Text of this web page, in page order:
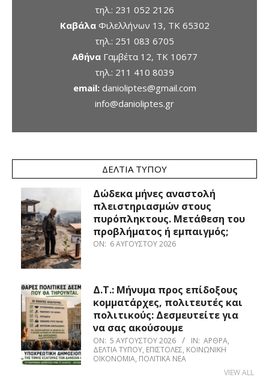
τηλ.: 231 052 2126
ΚαβάλαΦιλελλήνων 13, ΤΚ 65302
τηλ.: 251 083 6705
ΑθήναΓαμβέτα 12, ΤΚ 10677
τηλ.: 211 410 8039
email: danioliptes@gmail.com
info@danioliptes.gr
ΔΕΛΤΊΑ ΤΎΠΟΥ
Δώδεκα μήνες αναστολή
πλειστηριασμών στους
πυρόπληκτους. Μετάθεση του
προβλήματος ή εμπαιγμός;
ON: 6 ΑΥΓΟΎΣΤΟΥ 2026
Δ.Τ.: Μήνυμα προς επίδοξους
κομματάρχες, πολιτευτές και
πολιτικούς: Δεσμευτείτε για
να σας ακούσουμε
ON: 5 ΑΥΓΟΎΣΤΟΥ 2026 IN: ΆΡΘΡΑ,
ΔΕΛΤΊΑ ΤΎΠΟΥ, ΕΠΙΣΤΟΛΈΣ, ΚΟΙΝΩΝΙΚΉ
ΟΙΚΟΝΟΜΊΑ, ΠΟΛΙΤΙΚΆ ΝΈΑ
VIEW ALL